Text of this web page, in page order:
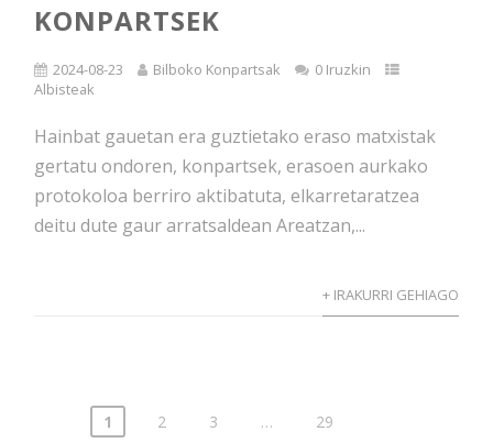
KONPARTSEK
2024-08-23 Bilboko Konpartsak
0 Iruzkin
Albisteak
Hainbat gauetan era guztietako eraso matxistak
gertatu ondoren, konpartsek, erasoen aurkako
protokoloa berriro aktibatuta, elkarretaratzea
deitu dute gaur arratsaldean Areatzan,...
+ IRAKURRI GEHIAGO
1 2 3 … 29